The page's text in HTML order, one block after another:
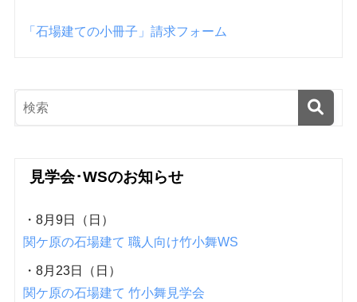
「石場建ての小冊子」請求フォーム
見学会･WSのお知らせ
・8月9日（日）
関ケ原の石場建て 職人向け竹小舞WS
・8月23日（日）
関ケ原の石場建て 竹小舞見学会